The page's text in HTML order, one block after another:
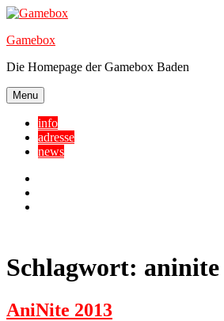
Skip
content
Gamebox
Die Homepage der Gamebox Baden
Menu
info
adresse
news
Schlagwort: aninite
AniNite 2013